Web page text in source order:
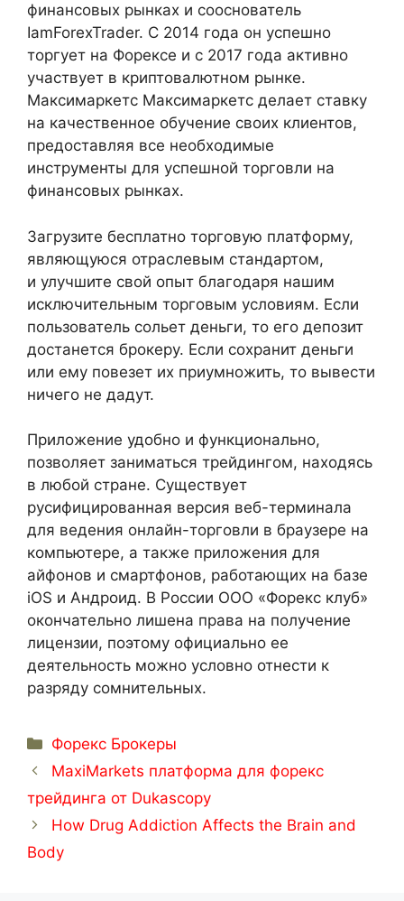
финансовых рынках и сооснователь
IamForexTrader. С 2014 года он успешно
торгует на Форексе и с 2017 года активно
участвует в криптовалютном рынке.
Максимаркетс Максимаркетс делает ставку
на качественное обучение своих клиентов,
предоставляя все необходимые
инструменты для успешной торговли на
финансовых рынках.
Загрузите бесплатно торговую платформу,
являющуюся отраслевым стандартом,
и улучшите свой опыт благодаря нашим
исключительным торговым условиям. Если
пользователь сольет деньги, то его депозит
достанется брокеру. Если сохранит деньги
или ему повезет их приумножить, то вывести
ничего не дадут.
Приложение удобно и функционально,
позволяет заниматься трейдингом, находясь
в любой стране. Существует
русифицированная версия веб-терминала
для ведения онлайн-торговли в браузере на
компьютере, а также приложения для
айфонов и смартфонов, работающих на базе
iOS и Андроид. В России ООО «Форекс клуб»
окончательно лишена права на получение
лицензии, поэтому официально ее
деятельность можно условно отнести к
разряду сомнительных.
Categorías
Форекс Брокеры
MaxiMarkets платформа для форекс
трейдинга от Dukascopy
How Drug Addiction Affects the Brain and
Body